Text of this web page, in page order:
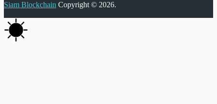
Siam Blockchain Copyright © 2026.